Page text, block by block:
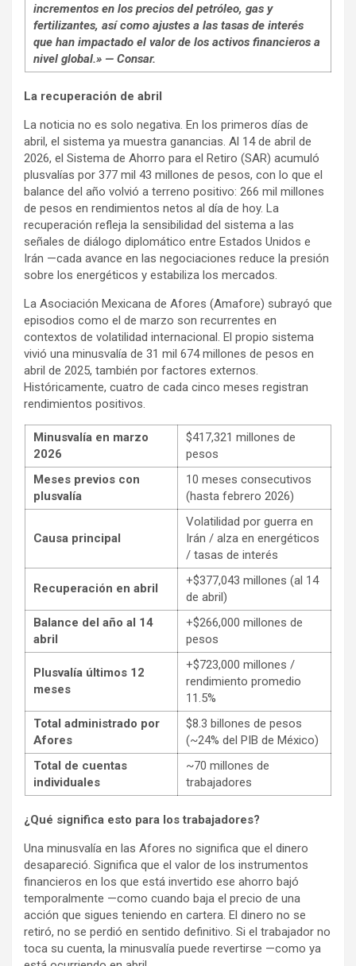
incrementos en los precios del petróleo, gas y
fertilizantes, así como ajustes a las tasas de interés
que han impactado el valor de los activos financieros a
nivel global.» — Consar.
La recuperación de abril
La noticia no es solo negativa. En los primeros días de
abril, el sistema ya muestra ganancias. Al 14 de abril de
2026, el Sistema de Ahorro para el Retiro (SAR) acumuló
plusvalías por 377 mil 43 millones de pesos, con lo que el
balance del año volvió a terreno positivo: 266 mil millones
de pesos en rendimientos netos al día de hoy. La
recuperación refleja la sensibilidad del sistema a las
señales de diálogo diplomático entre Estados Unidos e
Irán —cada avance en las negociaciones reduce la presión
sobre los energéticos y estabiliza los mercados.
La Asociación Mexicana de Afores (Amafore) subrayó que
episodios como el de marzo son recurrentes en
contextos de volatilidad internacional. El propio sistema
vivió una minusvalía de 31 mil 674 millones de pesos en
abril de 2025, también por factores externos.
Históricamente, cuatro de cada cinco meses registran
rendimientos positivos.
Minusvalía en marzo
2026
$417,321 millones de
pesos
Meses previos con
plusvalía
10 meses consecutivos
(hasta febrero 2026)
Causa principal
Volatilidad por guerra en
Irán / alza en energéticos
/ tasas de interés
Recuperación en abril
+$377,043 millones (al 14
de abril)
Balance del año al 14
abril
+$266,000 millones de
pesos
Plusvalía últimos 12
meses
+$723,000 millones /
rendimiento promedio
11.5%
Total administrado por
Afores
$8.3 billones de pesos
(~24% del PIB de México)
Total de cuentas
individuales
~70 millones de
trabajadores
¿Qué significa esto para los trabajadores?
Una minusvalía en las Afores no significa que el dinero
desapareció. Significa que el valor de los instrumentos
financieros en los que está invertido ese ahorro bajó
temporalmente —como cuando baja el precio de una
acción que sigues teniendo en cartera. El dinero no se
retiró, no se perdió en sentido definitivo. Si el trabajador no
toca su cuenta, la minusvalía puede revertirse —como ya